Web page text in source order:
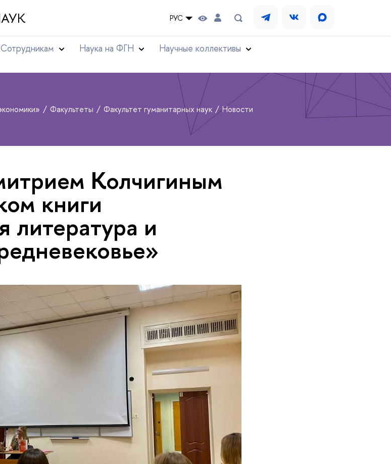
РУС
Сотрудникам Наука на ФГН
Научные коллективы
Факультеты Факультет гуманитарных наук Новости
Колчигиным
книги
литература и